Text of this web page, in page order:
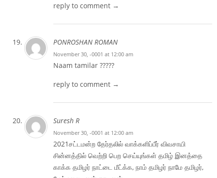
reply to comment →
PONROSHAN ROMAN
November 30, -0001 at 12:00 am
Naam tamilar ?????
reply to comment →
Suresh R
November 30, -0001 at 12:00 am
2021சட்டமன்ற தேர்தலில் வாக்களிப்பீர் விவசாயி
சின்னத்தில் வெற்றி பெற செய்யுங்கள் தமிழ் இனத்தை
காக்க தமிழர் நாட்டை மீட்க்க, நாம் தமிழர் நாமே தமிழர்,